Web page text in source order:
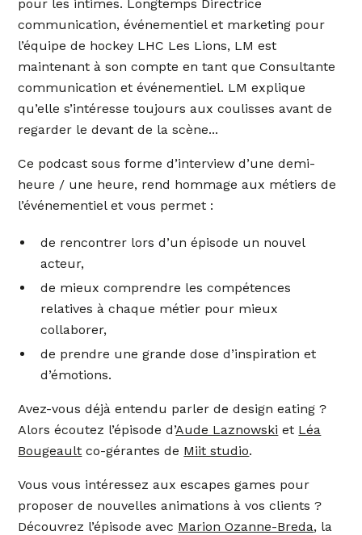
pour les intimes. Longtemps Directrice
communication, événementiel et marketing pour
l’équipe de hockey LHC Les Lions, LM est
maintenant à son compte en tant que Consultante
communication et événementiel. LM explique
qu’elle s’intéresse toujours aux coulisses avant de
regarder le devant de la scène...
Ce podcast sous forme d’interview d’une demi-
heure / une heure, rend hommage aux métiers de
l’événementiel et vous permet :
de rencontrer lors d’un épisode un nouvel
acteur,
de mieux comprendre les compétences
relatives à chaque métier pour mieux
collaborer,
de prendre une grande dose d’inspiration et
d’émotions.
Avez-vous déjà entendu parler de design eating ?
Alors écoutez l’épisode d’Aude Laznowski et Léa
Bougeault co-gérantes de Miit studio.
Vous vous intéressez aux escapes games pour
proposer de nouvelles animations à vos clients ?
Découvrez l’épisode avec Marion Ozanne-Breda, la